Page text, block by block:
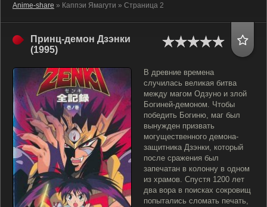
Anime-share » Каппэи Ямагути » Страница 2
Принц-демон Дзэнки
(1995)
В древние времена
случилась великая битва
между магом Одзуно и злой
Богиней-демоном. Чтобы
победить Богиню, маг был
вынужден призвать
могущественного демона-
защитника Дзэнки, который
после сражения был
запечатан в колонну в одном
из храмов. Спустя 1200 лет
два вора в поисках сокровищ
попытались сломать печать,